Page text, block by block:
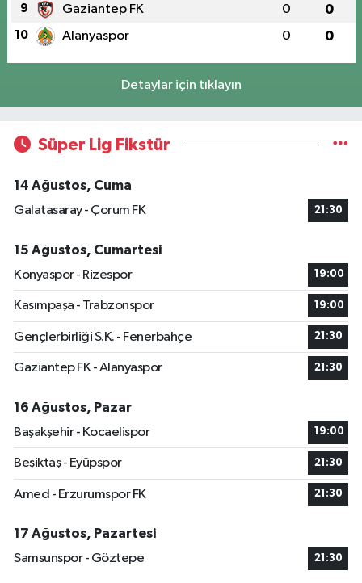
9 Gaziantep FK 0 0
10 Alanyaspor 0 0
Detaylar için tıklayın
Süper Lig Fikstür
14 Ağustos, Cuma
Galatasaray - Çorum FK
21:30
15 Ağustos, Cumartesi
Konyaspor - Rizespor
19:00
Kasımpaşa - Trabzonspor 19:00
Gençlerbirliği S.K. - Fenerbahçe 21:30
Gaziantep FK - Alanyaspor 21:30
16 Ağustos, Pazar
Başakşehir - Kocaelispor
19:00
Beşiktaş - Eyüpspor 21:30
Amed - Erzurumspor FK 21:30
17 Ağustos, Pazartesi
Samsunspor - Göztepe
21:30